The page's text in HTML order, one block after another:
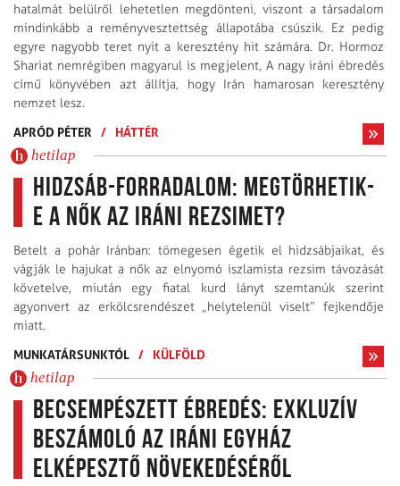
hatalmát belülről lehetetlen megdönteni, viszont a társadalom
mindinkább a reményvesztettség állapotába csúszik. Ez pedig
egyre nagyobb teret nyit a keresztény hit számára. Dr. Hormoz
Shariat nemrégiben magyarul is megjelent, A nagy iráni ébredés
című könyvében azt állítja, hogy Irán hamarosan keresztény
nemzet lesz.
APRÓD PÉTER
/ HÁTTÉR
hetilap
Hidzsáb-forradalom: megtörhetik-
e a nők az iráni rezsimet?
Betelt a pohár Iránban: tömegesen égetik el hidzsábjaikat, és
vágják le hajukat a nők az elnyomó iszlamista rezsim távozását
követelve, miután egy fiatal kurd lányt szemtanúk szerint
agyonvert az erkölcsrendészet „helytelenül viselt” fejkendője
miatt.
MUNKATÁRSUNKTÓL / KÜLFÖLD
hetilap
Becsempészett ébredés: exkluzív
beszámoló az iráni egyház
elképesztő növekedéséről